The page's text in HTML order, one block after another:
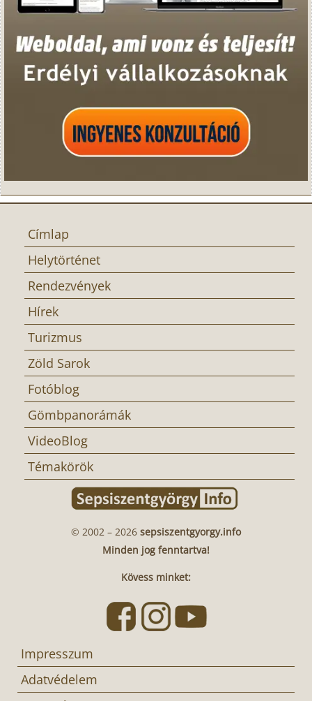
Címlap
Helytörténet
Rendezvények
Hírek
Turizmus
Zöld Sarok
Fotóblog
Gömbpanorámák
VideoBlog
Témakörök
© 2002 – 2026 sepsiszentgyorgy.info
Minden jog fenntartva!
Kövess minket:
Impresszum
Adatvédelem